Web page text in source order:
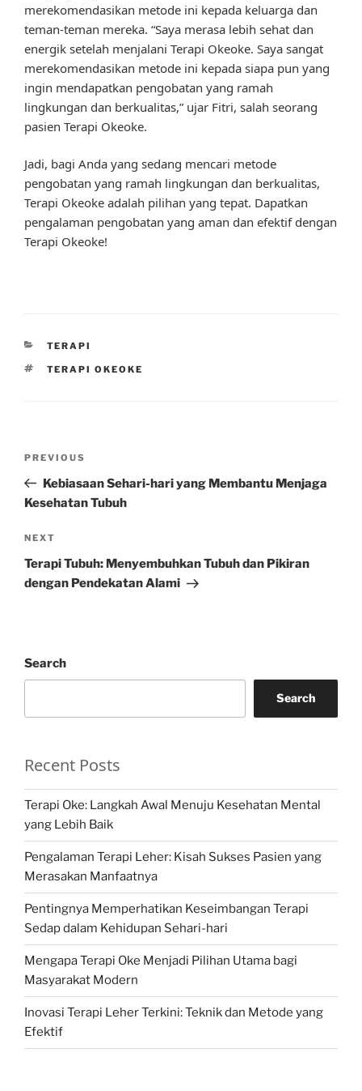
merekomendasikan metode ini kepada keluarga dan
teman-teman mereka. “Saya merasa lebih sehat dan
energik setelah menjalani Terapi Okeoke. Saya sangat
merekomendasikan metode ini kepada siapa pun yang
ingin mendapatkan pengobatan yang ramah
lingkungan dan berkualitas,” ujar Fitri, salah seorang
pasien Terapi Okeoke.
Jadi, bagi Anda yang sedang mencari metode
pengobatan yang ramah lingkungan dan berkualitas,
Terapi Okeoke adalah pilihan yang tepat. Dapatkan
pengalaman pengobatan yang aman dan efektif dengan
Terapi Okeoke!
CATEGORIES
TERAPI
TAGS
TERAPI OKEOKE
Previous
Post
PREVIOUS
Kebiasaan Sehari-hari yang Membantu Menjaga
Kesehatan Tubuh
Next
Post
NEXT
Terapi Tubuh: Menyembuhkan Tubuh dan Pikiran
dengan Pendekatan Alami
Search
Search
Recent Posts
Terapi Oke: Langkah Awal Menuju Kesehatan Mental
yang Lebih Baik
Pengalaman Terapi Leher: Kisah Sukses Pasien yang
Merasakan Manfaatnya
Pentingnya Memperhatikan Keseimbangan Terapi
Sedap dalam Kehidupan Sehari-hari
Mengapa Terapi Oke Menjadi Pilihan Utama bagi
Masyarakat Modern
Inovasi Terapi Leher Terkini: Teknik dan Metode yang
Efektif